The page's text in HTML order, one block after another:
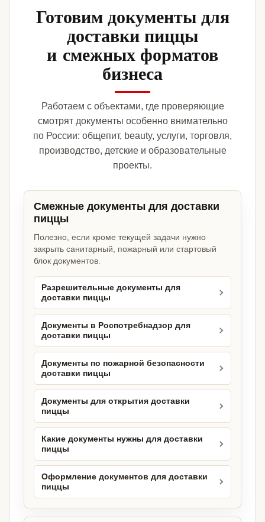
Готовим документы для
доставки пиццы
и смежных форматов
бизнеса
Работаем с объектами, где проверяющие
смотрят документы особенно внимательно
по России: общепит, beauty, услуги, торговля,
производство, детские и образовательные
проекты.
Смежные документы для доставки
пиццы
Полезно, если кроме текущей задачи нужно
закрыть санитарный, пожарный или стартовый
блок документов.
Разрешительные документы для
доставки пиццы
Документы в Роспотребнадзор для
доставки пиццы
Документы по пожарной безопасности
доставки пиццы
Документы для открытия доставки
пиццы
Какие документы нужны для доставки
пиццы
Оформление документов для доставки
пиццы